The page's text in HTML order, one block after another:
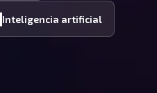
Inteligencia artificial